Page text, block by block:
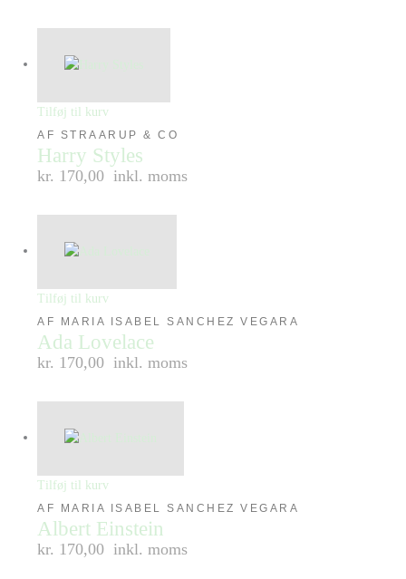
Tilføj til kurv
AF STRAARUP & CO
Harry Styles
kr. 170,00 inkl. moms
Tilføj til kurv
AF MARIA ISABEL SANCHEZ VEGARA
Ada Lovelace
kr. 170,00 inkl. moms
Tilføj til kurv
AF MARIA ISABEL SANCHEZ VEGARA
Albert Einstein
kr. 170,00 inkl. moms